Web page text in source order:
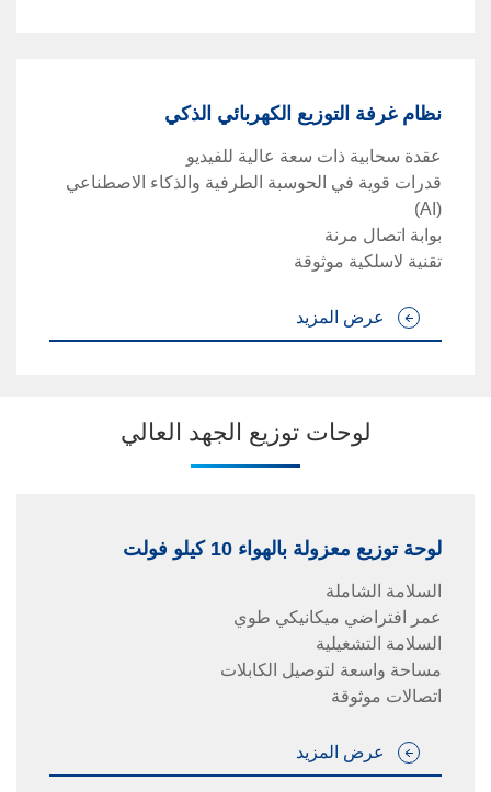
نظام غرفة التوزيع الكهربائي الذكي
عقدة سحابية ذات سعة عالية للفيديو
قدرات قوية في الحوسبة الطرفية والذكاء الاصطناعي
(AI)
بوابة اتصال مرنة
تقنية لاسلكية موثوقة
عرض المزيد
لوحات توزيع الجهد العالي
لوحة توزيع معزولة بالهواء 10 كيلو فولت
السلامة الشاملة
عمر افتراضي ميكانيكي طوي
السلامة التشغيلية
مساحة واسعة لتوصيل الكابلات
اتصالات موثوقة
عرض المزيد